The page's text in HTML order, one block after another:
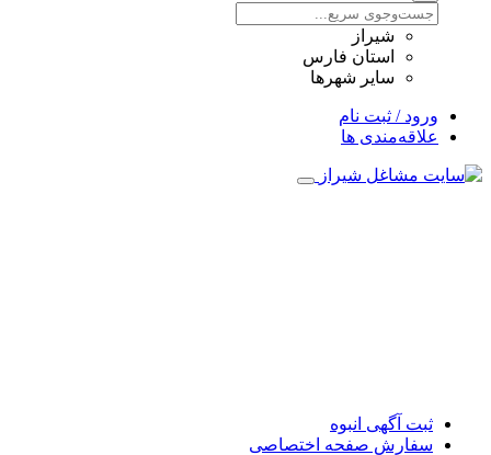
شیراز
استان فارس
سایر شهرها
ورود / ثبت نام
علاقه‌مندی ها
ثبت آگهی انبوه
سفارش صفحه اختصاصی